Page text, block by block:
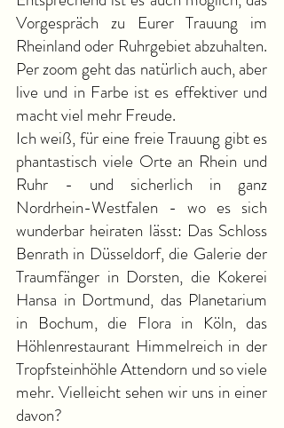
Vorgespräch zu Eurer Trauung im
Rheinland oder Ruhrgebiet abzuhalten.
Per zoom geht das natürlich auch, aber
live und in Farbe ist es effektiver und
macht viel mehr Freude.
Ich weiß, für eine freie Trauung gibt es
phantastisch viele Orte an Rhein und
Ruhr - und sicherlich in ganz
Nordrhein-Westfalen - wo es sich
wunderbar heiraten lässt: Das Schloss
Benrath in Düsseldorf, die Galerie der
Traumfänger in Dorsten, die Kokerei
Hansa in Dortmund, das Planetarium
in Bochum, die Flora in Köln, das
Höhlenrestaurant Himmelreich in der
Tropfsteinhöhle Attendorn und so viele
mehr. Vielleicht sehen wir uns in einer
davon?